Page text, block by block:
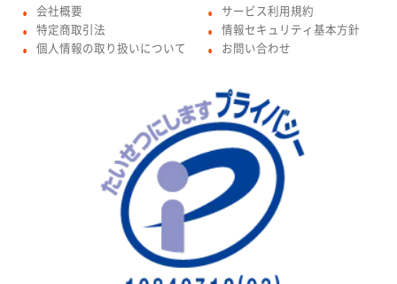
● 会社概要
● 特定商取引法
● 個人情報の取り扱いについて
● サービス利用規約
● 情報セキュリティ基本方針
● お問い合わせ